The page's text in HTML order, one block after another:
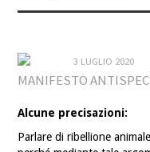
3 LUGLIO 2020
MANIFESTO
Alcune precisazioni:
Parlare di ribellione